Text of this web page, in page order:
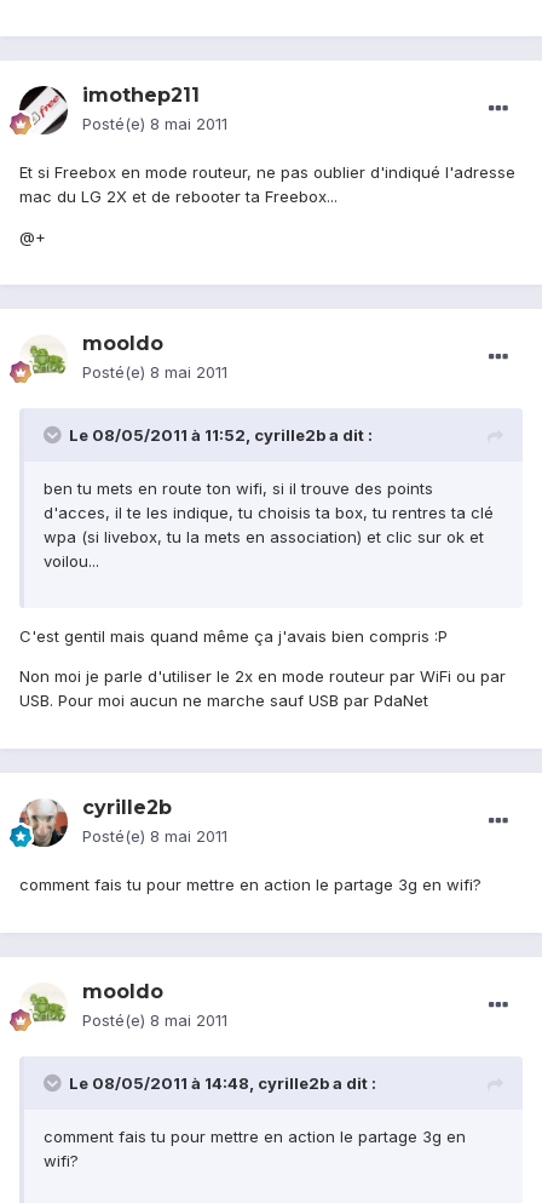
imothep211
Posté(e) 8 mai 2011
Et si Freebox en mode routeur, ne pas oublier d'indiqué l'adresse
mac du LG 2X et de rebooter ta Freebox...
@+
mooldo
Posté(e) 8 mai 2011
Le 08/05/2011 à 11:52, cyrille2b a dit :
ben tu mets en route ton wifi, si il trouve des points
d'acces, il te les indique, tu choisis ta box, tu rentres ta clé
wpa (si livebox, tu la mets en association) et clic sur ok et
voilou...
C'est gentil mais quand même ça j'avais bien compris :P
Non moi je parle d'utiliser le 2x en mode routeur par WiFi ou par
USB. Pour moi aucun ne marche sauf USB par PdaNet
cyrille2b
Posté(e) 8 mai 2011
comment fais tu pour mettre en action le partage 3g en wifi?
mooldo
Posté(e) 8 mai 2011
Le 08/05/2011 à 14:48, cyrille2b a dit :
comment fais tu pour mettre en action le partage 3g en
wifi?